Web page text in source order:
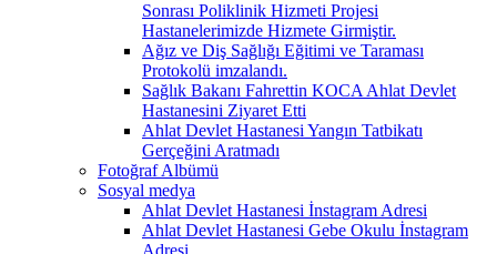
Sonrası Poliklinik Hizmeti Projesi
Hastanelerimizde Hizmete Girmiştir.
Ağız ve Diş Sağlığı Eğitimi ve Taraması
Protokolü imzalandı.
Sağlık Bakanı Fahrettin KOCA Ahlat Devlet
Hastanesini Ziyaret Etti
Ahlat Devlet Hastanesi Yangın Tatbikatı
Gerçeğini Aratmadı
Fotoğraf Albümü
Sosyal medya
Ahlat Devlet Hastanesi İnstagram Adresi
Ahlat Devlet Hastanesi Gebe Okulu İnstagram
Adresi